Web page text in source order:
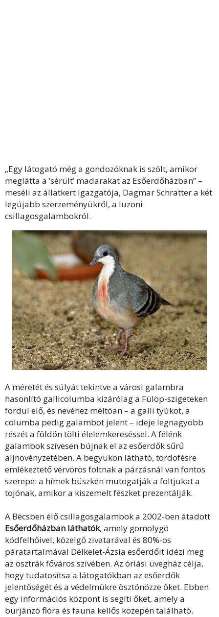
„Egy látogató még a gondozóknak is szólt, amikor
meglátta a ’sérült’ madarakat az Esőerdőházban” –
meséli az állatkert igazgatója, Dagmar Schratter a két
legújabb szerzeményükről, a luzoni
csillagosgalambokról.
A méretét és súlyát tekintve a városi galambra
hasonlító gallicolumba kizárólag a Fülöp-szigeteken
fordul elő, és nevéhez méltóan – a galli tyúkot, a
columba pedig galambot jelent – ideje legnagyobb
részét a földön tölti élelemkereséssel. A félénk
galambok szívesen bújnak el az esőerdők sűrű
aljnövényzetében. A begyükön látható, tördöfésre
emlékeztető vérvörös foltnak a párzásnál van fontos
szerepe: a hímek büszkén mutogatják a foltjukat a
tojónak, amikor a kiszemelt fészket prezentálják.
A Bécsben élő csillagosgalambok a 2002-ben átadott
Esőerdőházban láthatók, amely gomolygó
ködfelhőivel, közelgő zivatarával és 80%-os
páratartalmával Délkelet-Ázsia esőerdőit idézi meg
az osztrák főváros szívében. Az óriási üvegház célja,
hogy tudatosítsa a látogatókban az esőerdők
jelentőségét és a védelmükre ösztönözze őket. Ebben
egy információs központ is segíti őket, amely a
burjánzó flóra és fauna kellős közepén található.